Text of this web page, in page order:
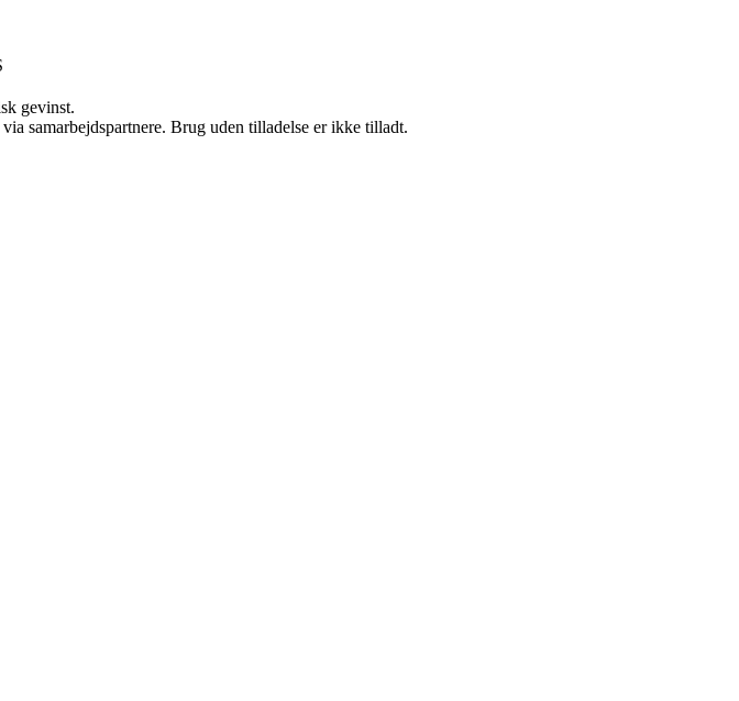
gevinst.
samarbejdspartnere. Brug uden tilladelse er ikke tilladt.